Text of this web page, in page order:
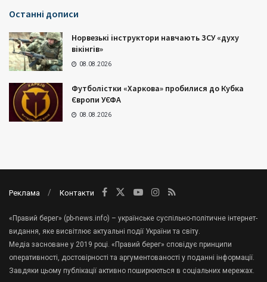
Останні дописи
Норвезькі інструктори навчають ЗСУ «духу
вікінгів»
08.08.2026
Футболістки «Харкова» пробилися до Кубка
Європи УЄФА
08.08.2026
Реклама Контакти
«Правий берег» (pb-news.info) – українське суспільно-політичне інтернет-
видання, яке висвітлює актуальні події України та світу.
Медіа засноване у 2019 році. «Правий берег» сповідує принципи
оперативності, достовірності та аргументованості у поданні інформації.
Завдяки цьому публікації активно поширюються в соціальних мережах.